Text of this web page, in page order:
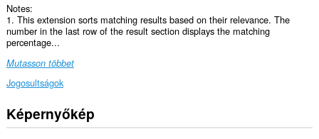
Notes:
1. This extension sorts matching results based on their relevance. The
number in the last row of the result section displays the matching
percentage...
Mutasson többet
Jogosultságok
This
Extension
Képernyőkép